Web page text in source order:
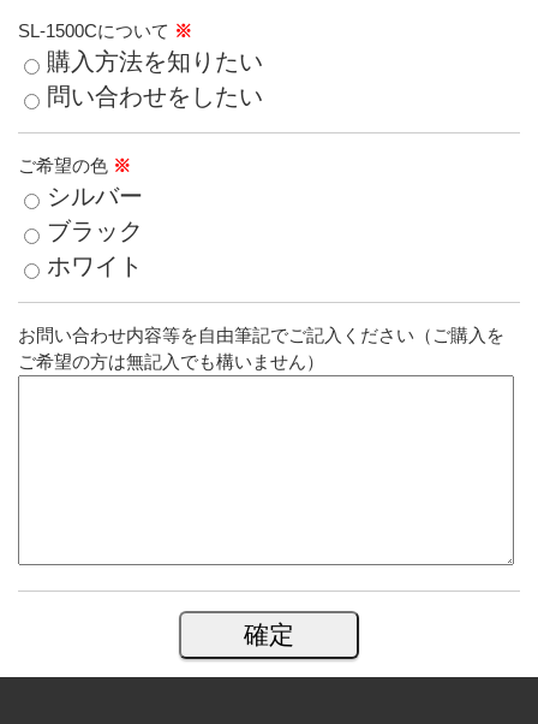
SL-1500Cについて ※
購入方法を知りたい
問い合わせをしたい
ご希望の色 ※
シルバー
ブラック
ホワイト
お問い合わせ内容等を自由筆記でご記入ください（ご購入を
ご希望の方は無記入でも構いません）